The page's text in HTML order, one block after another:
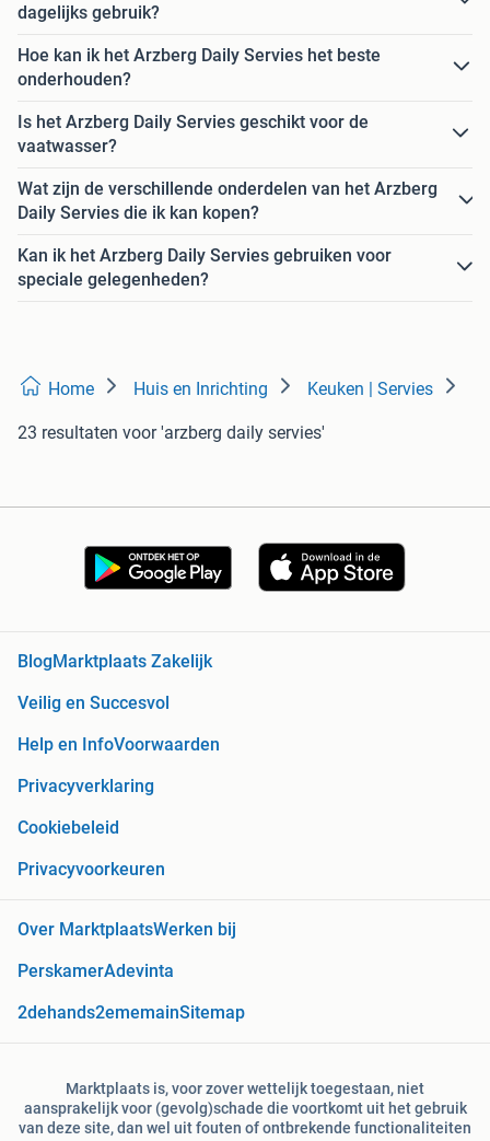
dagelijks gebruik?
Hoe kan ik het Arzberg Daily Servies het beste
onderhouden?
Is het Arzberg Daily Servies geschikt voor de
vaatwasser?
Wat zijn de verschillende onderdelen van het Arzberg
Daily Servies die ik kan kopen?
Kan ik het Arzberg Daily Servies gebruiken voor
speciale gelegenheden?
Home Huis en Inrichting Keuken | Servies
23 resultaten voor 'arzberg daily servies'
BlogMarktplaats Zakelijk
Veilig en Succesvol
Help en InfoVoorwaarden
Privacyverklaring
Cookiebeleid
Privacyvoorkeuren
Over MarktplaatsWerken bij
PerskamerAdevinta
2dehands2ememainSitemap
Marktplaats is, voor zover wettelijk toegestaan, niet
aansprakelijk voor (gevolg)schade die voortkomt uit het gebruik
van deze site, dan wel uit fouten of ontbrekende functionaliteiten